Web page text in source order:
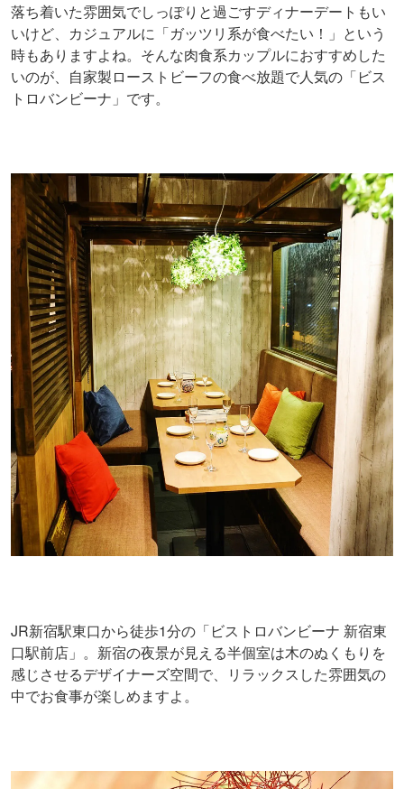
落ち着いた雰囲気でしっぽりと過ごすディナーデートもい
いけど、カジュアルに「ガッツリ系が食べたい！」という
時もありますよね。そんな肉食系カップルにおすすめした
いのが、自家製ローストビーフの食べ放題で人気の「ビス
トロバンビーナ」です。
JR新宿駅東口から徒歩1分の「ビストロバンビーナ 新宿東
口駅前店」。新宿の夜景が見える半個室は木のぬくもりを
感じさせるデザイナーズ空間で、リラックスした雰囲気の
中でお食事が楽しめますよ。